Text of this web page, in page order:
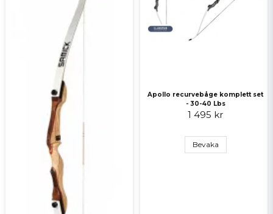
Apollo recurvebåge komplett set
- 30-40 Lbs
1 495 kr
Bevaka